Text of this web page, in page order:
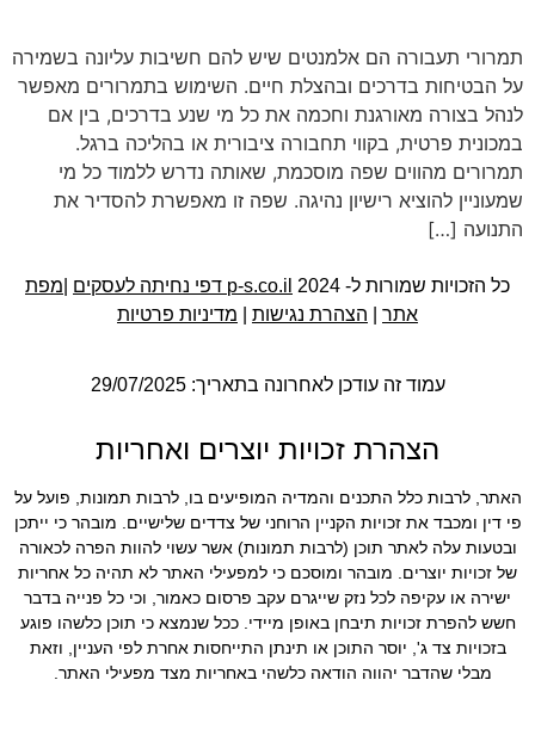
תמרורי תעבורה הם אלמנטים שיש להם חשיבות עליונה בשמירה
על הבטיחות בדרכים ובהצלת חיים. השימוש בתמרורים מאפשר
לנהל בצורה מאורגנת וחכמה את כל מי שנע בדרכים, בין אם
במכונית פרטית, בקווי תחבורה ציבורית או בהליכה ברגל.
תמרורים מהווים שפה מוסכמת, שאותה נדרש ללמוד כל מי
שמעוניין להוציא רישיון נהיגה. שפה זו מאפשרת להסדיר את
התנועה […]
כל הזכויות שמורות ל- 2024 p-s.co.il דפי נחיתה לעסקים
מפת
אתר
הצהרת נגישות מדיניות פרטיות
עמוד זה עודכן לאחרונה בתאריך: 29/07/2025
הצהרת זכויות יוצרים ואחריות
האתר, לרבות כלל התכנים והמדיה המופיעים בו, לרבות תמונות, פועל על
פי דין ומכבד את זכויות הקניין הרוחני של צדדים שלישיים. מובהר כי ייתכן
ובטעות עלה לאתר תוכן (לרבות תמונות) אשר עשוי להוות הפרה לכאורה
של זכויות יוצרים. מובהר ומוסכם כי למפעילי האתר לא תהיה כל אחריות
ישירה או עקיפה לכל נזק שייגרם עקב פרסום כאמור, וכי כל פנייה בדבר
חשש להפרת זכויות תיבחן באופן מיידי. ככל שנמצא כי תוכן כלשהו פוגע
בזכויות צד ג', יוסר התוכן או תינתן התייחסות אחרת לפי העניין, וזאת
מבלי שהדבר יהווה הודאה כלשהי באחריות מצד מפעילי האתר.